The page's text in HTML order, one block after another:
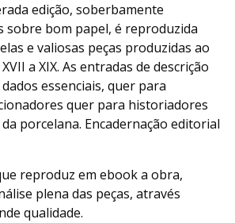
edição, soberbamente
sobre bom papel, é reproduzida
e valiosas peças produzidas ao
a XIX. As entradas de descrição
essenciais, quer para
quer para historiadores
porcelana. Encadernação editorial
reproduz em ebook a obra,
plena das peças, através
qualidade.